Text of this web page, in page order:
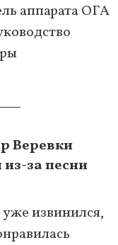
аппарата ОГА
Веревки
за песни
извинился,